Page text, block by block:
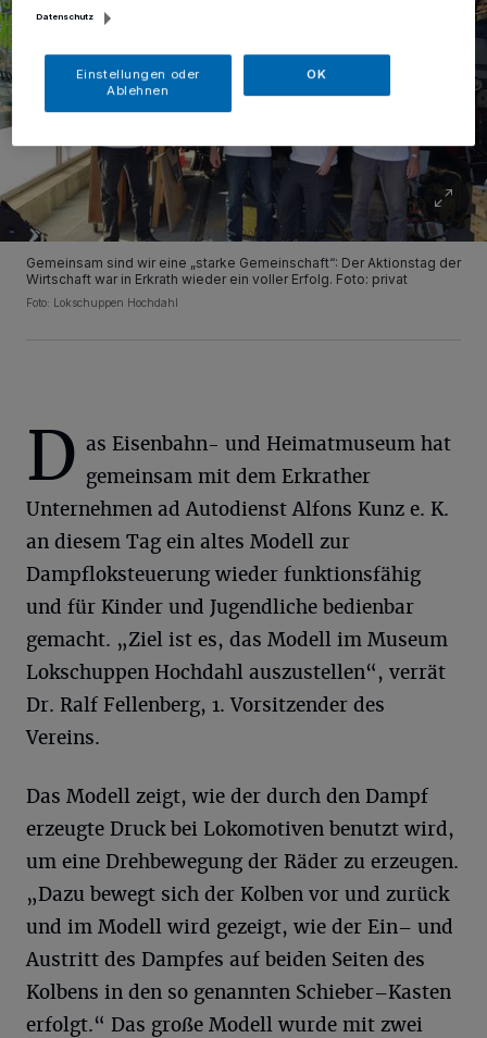
Gemeinsam sind wir eine „starke Gemeinschaft“: Der Aktionstag der
Wirtschaft war in Erkrath wieder ein voller Erfolg. Foto: privat
Foto: Lokschuppen Hochdahl
D as Eisenbahn- und Heimatmuseum hat
gemeinsam mit dem Erkrather
Unternehmen ad Autodienst Alfons Kunz e. K.
an diesem Tag ein altes Modell zur
Dampfloksteuerung wieder funktionsfähig
und für Kinder und Jugendliche bedienbar
gemacht. „Ziel ist es, das Modell im Museum
Lokschuppen Hochdahl auszustellen“, verrät
Dr. Ralf Fellenberg, 1. Vorsitzender des
Vereins.
Das Modell zeigt, wie der durch den Dampf
erzeugte Druck bei Lokomotiven benutzt wird,
um eine Drehbewegung der Räder zu erzeugen.
„Dazu bewegt sich der Kolben vor und zurück
und im Modell wird gezeigt, wie der Ein– und
Austritt des Dampfes auf beiden Seiten des
Kolbens in den so genannten Schieber–Kasten
erfolgt.“ Das große Modell wurde mit zwei
Datenschutz
Einstellungen oder
Ablehnen
OK